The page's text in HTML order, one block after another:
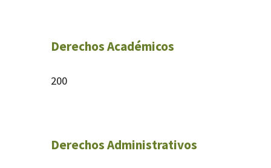
Derechos Académicos
200
Derechos Administrativos